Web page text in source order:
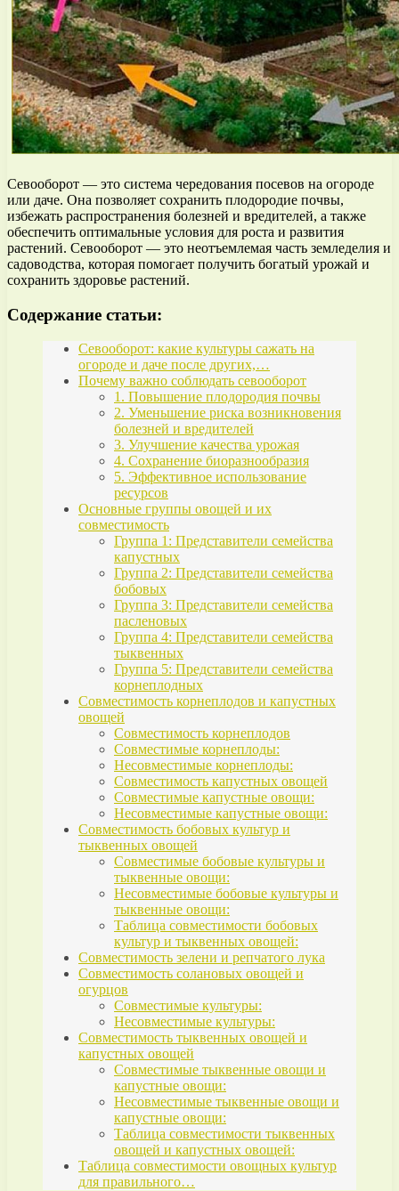
Севооборот — это система чередования посевов на огороде
или даче. Она позволяет сохранить плодородие почвы,
избежать распространения болезней и вредителей, а также
обеспечить оптимальные условия для роста и развития
растений. Севооборот — это неотъемлемая часть земледелия и
садоводства, которая помогает получить богатый урожай и
сохранить здоровье растений.
Содержание статьи:
Севооборот: какие культуры сажать на
огороде и даче после других,…
Почему важно соблюдать севооборот
1. Повышение плодородия почвы
2. Уменьшение риска возникновения
болезней и вредителей
3. Улучшение качества урожая
4. Сохранение биоразнообразия
5. Эффективное использование
ресурсов
Основные группы овощей и их
совместимость
Группа 1: Представители семейства
капустных
Группа 2: Представители семейства
бобовых
Группа 3: Представители семейства
пасленовых
Группа 4: Представители семейства
тыквенных
Группа 5: Представители семейства
корнеплодных
Совместимость корнеплодов и капустных
овощей
Совместимость корнеплодов
Совместимые корнеплоды:
Несовместимые корнеплоды:
Совместимость капустных овощей
Совместимые капустные овощи:
Несовместимые капустные овощи:
Совместимость бобовых культур и
тыквенных овощей
Совместимые бобовые культуры и
тыквенные овощи:
Несовместимые бобовые культуры и
тыквенные овощи:
Таблица совместимости бобовых
культур и тыквенных овощей:
Совместимость зелени и репчатого лука
Совместимость солановых овощей и
огурцов
Совместимые культуры:
Несовместимые культуры:
Совместимость тыквенных овощей и
капустных овощей
Совместимые тыквенные овощи и
капустные овощи:
Несовместимые тыквенные овощи и
капустные овощи:
Таблица совместимости тыквенных
овощей и капустных овощей:
Таблица совместимости овощных культур
для правильного…